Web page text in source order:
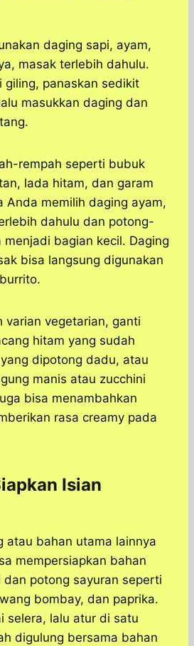
daging sapi, ayam,
masak terlebih dahulu.
giling, panaskan sedikit
masukkan daging dan
rempah seperti bubuk
lada hitam, dan garam
Anda memilih daging ayam,
dahulu dan potong-
bagian kecil. Daging
bisa langsung digunakan
varian vegetarian, ganti
hitam yang sudah
dipotong dadu, atau
manis atau zucchini
bisa menambahkan
rasa creamy pada
Isian
atau bahan utama lainnya
mempersiapkan bahan
dan potong sayuran seperti
bombay, dan paprika.
selera, lalu atur di satu
digulung bersama bahan